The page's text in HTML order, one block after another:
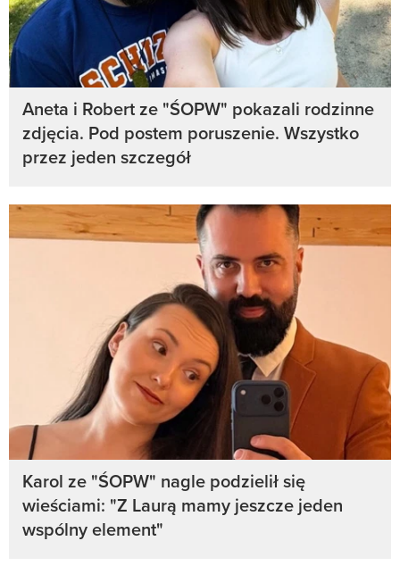
Aneta i Robert ze "ŚOPW" pokazali rodzinne
zdjęcia. Pod postem poruszenie. Wszystko
przez jeden szczegół
Karol ze "ŚOPW" nagle podzielił się
wieściami: "Z Laurą mamy jeszcze jeden
wspólny element"